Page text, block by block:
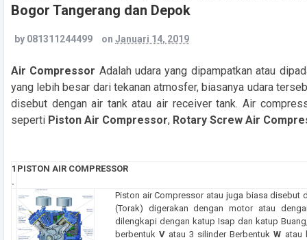
Bogor Tangerang dan Depok
by 081311244499 on Januari 14, 2019
Air Compressor Adalah udara yang dipampatkan atau
yang lebih besar dari tekanan atmosfer, biasanya udara
disebut dengan air tank atau air receiver tank. Air
seperti Piston Air Compressor, Rotary Screw Air
1
.
PISTON AIR COMPRESSOR
Piston air Compressor atau juga biasa disebut
(Torak) digerakan dengan motor atau
dilengkapi dengan katup Isap dan katup
berbentuk V atau 3 silinder BerbentukW atau